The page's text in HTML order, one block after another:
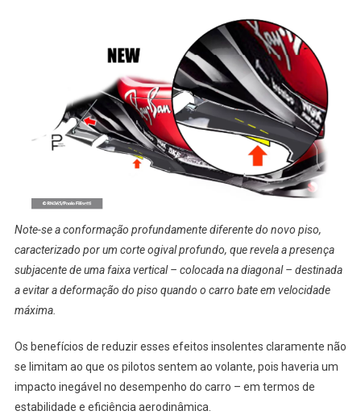
Note-se a conformação profundamente diferente do novo piso,
caracterizado por um corte ogival profundo, que revela a presença
subjacente de uma faixa vertical – colocada na diagonal – destinada
a evitar a deformação do piso quando o carro bate em velocidade
máxima.
Os benefícios de reduzir esses efeitos insolentes claramente não
se limitam ao que os pilotos sentem ao volante, pois haveria um
impacto inegável no desempenho do carro – em termos de
estabilidade e eficiência aerodinâmica.